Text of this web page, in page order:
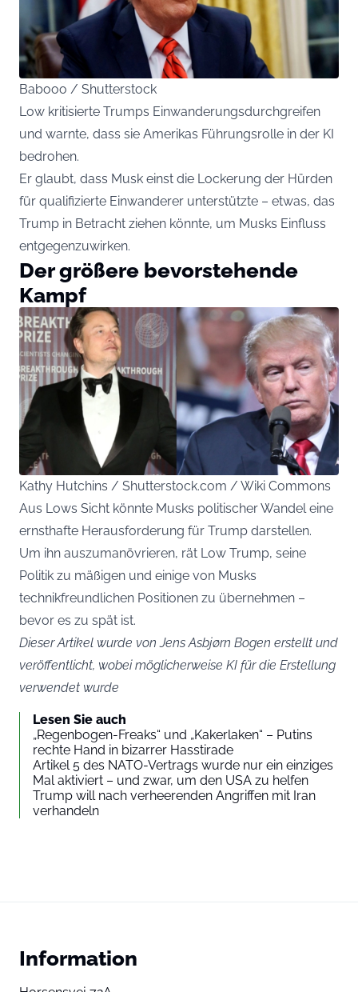
Babooo / Shutterstock
Low kritisierte Trumps Einwanderungsdurchgreifen
und warnte, dass sie Amerikas Führungsrolle in der KI
bedrohen.
Er glaubt, dass Musk einst die Lockerung der Hürden
für qualifizierte Einwanderer unterstützte – etwas, das
Trump in Betracht ziehen könnte, um Musks Einfluss
entgegenzuwirken.
Der größere bevorstehende
Kampf
Kathy Hutchins / Shutterstock.com / Wiki Commons
Aus Lows Sicht könnte Musks politischer Wandel eine
ernsthafte Herausforderung für Trump darstellen.
Um ihn auszumanövrieren, rät Low Trump, seine
Politik zu mäßigen und einige von Musks
technikfreundlichen Positionen zu übernehmen –
bevor es zu spät ist.
Dieser Artikel wurde von Jens Asbjørn Bogen erstellt und
veröffentlicht, wobei möglicherweise KI für die Erstellung
verwendet wurde
Lesen Sie auch
„Regenbogen-Freaks“ und „Kakerlaken“ – Putins
rechte Hand in bizarrer Hasstirade
Artikel 5 des NATO-Vertrags wurde nur ein einziges
Mal aktiviert – und zwar, um den USA zu helfen
Trump will nach verheerenden Angriffen mit Iran
verhandeln
Information